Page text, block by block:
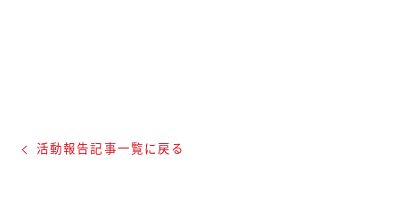
活動報告記事一覧に戻る